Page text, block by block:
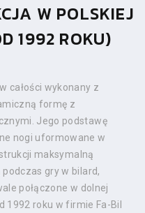
W POLSKIEJ
1992 ROKU)
całości wykonany z
formę z
Jego podstawę
nogi uformowane w
maksymalną
gry w bilard,
połączone w dolnej
1992 roku w firmie Fa-Bil